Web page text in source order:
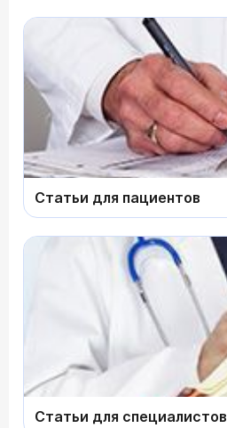
Статьи для пациентов
Статьи для специалистов